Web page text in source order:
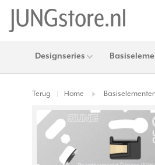
Designseries
Terug Home